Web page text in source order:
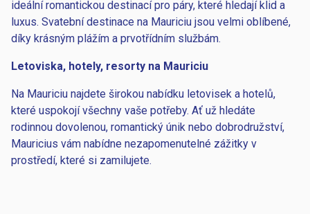
ideální romantickou destinací pro páry, které hledají klid a
luxus. Svatební destinace na Mauriciu jsou velmi oblíbené,
díky krásným plážím a prvotřídním službám.
Letoviska, hotely, resorty na Mauriciu
Na Mauriciu najdete širokou nabídku letovisek a hotelů,
které uspokojí všechny vaše potřeby. Ať už hledáte
rodinnou dovolenou, romantický únik nebo dobrodružství,
Mauricius vám nabídne nezapomenutelné zážitky v
prostředí, které si zamilujete.